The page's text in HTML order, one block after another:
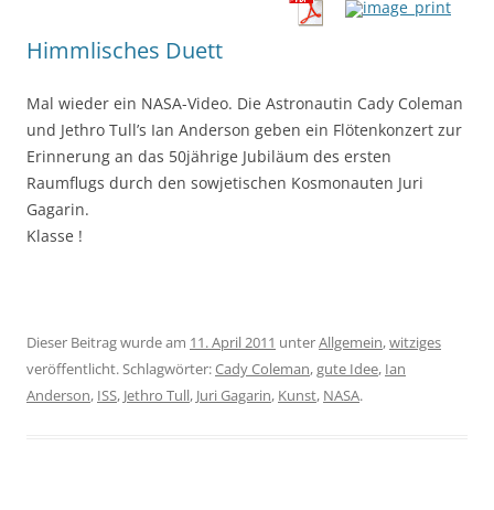
Himmlisches Duett
Mal wieder ein NASA-Video. Die Astronautin Cady Coleman
und Jethro Tull’s Ian Anderson geben ein Flötenkonzert zur
Erinnerung an das 50jährige Jubiläum des ersten
Raumflugs durch den sowjetischen Kosmonauten Juri
Gagarin.
Klasse !
Dieser Beitrag wurde am 11. April 2011 unterAllgemein,witziges
veröffentlicht. Schlagwörter:Cady Coleman,gute Idee, Ian
Anderson, ISS, Jethro Tull, Juri Gagarin, Kunst, NASA.